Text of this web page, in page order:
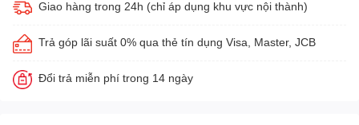
Giao hàng trong 24h (chỉ áp dụng khu vực nội thành)
Trả góp lãi suất 0% qua thẻ tín dụng Visa, Master, JCB
Đổi trả miễn phí trong 14 ngày